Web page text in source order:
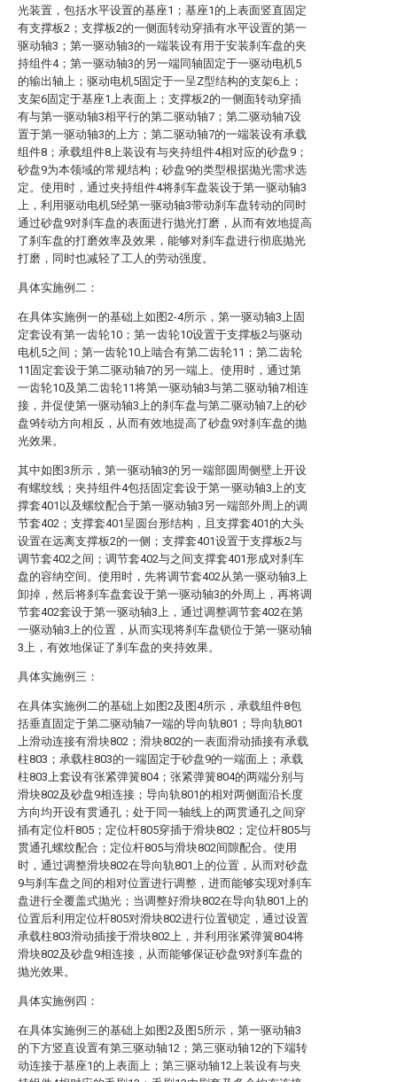
光装置，包括水平设置的基座1；基座1的上表面竖直固定
有支撑板2；支撑板2的一侧面转动穿插有水平设置的第一
驱动轴3；第一驱动轴3的一端装设有用于安装刹车盘的夹
持组件4；第一驱动轴3的另一端同轴固定于一驱动电机5
的输出轴上；驱动电机5固定于一呈Z型结构的支架6上；
支架6固定于基座1上表面上；支撑板2的一侧面转动穿插
有与第一驱动轴3相平行的第二驱动轴7；第二驱动轴7设
置于第一驱动轴3的上方；第二驱动轴7的一端装设有承载
组件8；承载组件8上装设有与夹持组件4相对应的砂盘9；
砂盘9为本领域的常规结构；砂盘9的类型根据抛光需求选
定。使用时，通过夹持组件4将刹车盘装设于第一驱动轴3
上，利用驱动电机5经第一驱动轴3带动刹车盘转动的同时
通过砂盘9对刹车盘的表面进行抛光打磨，从而有效地提高
了刹车盘的打磨效率及效果，能够对刹车盘进行彻底抛光
打磨，同时也减轻了工人的劳动强度。
具体实施例二：
在具体实施例一的基础上如图2-4所示，第一驱动轴3上固
定套设有第一齿轮10；第一齿轮10设置于支撑板2与驱动
电机5之间；第一齿轮10上啮合有第二齿轮11；第二齿轮
11固定套设于第二驱动轴7的另一端上。使用时，通过第
一齿轮10及第二齿轮11将第一驱动轴3与第二驱动轴7相连
接，并促使第一驱动轴3上的刹车盘与第二驱动轴7上的砂
盘9转动方向相反，从而有效地提高了砂盘9对刹车盘的抛
光效果。
其中如图3所示，第一驱动轴3的另一端部圆周侧壁上开设
有螺纹线；夹持组件4包括固定套设于第一驱动轴3上的支
撑套401以及螺纹配合于第一驱动轴3另一端部外周上的调
节套402；支撑套401呈圆台形结构，且支撑套401的大头
设置在远离支撑板2的一侧；支撑套401设置于支撑板2与
调节套402之间；调节套402与之间支撑套401形成对刹车
盘的容纳空间。使用时，先将调节套402从第一驱动轴3上
卸掉，然后将刹车盘套设于第一驱动轴3的外周上，再将调
节套402套设于第一驱动轴3上，通过调整调节套402在第
一驱动轴3上的位置，从而实现将刹车盘锁位于第一驱动轴
3上，有效地保证了刹车盘的夹持效果。
具体实施例三：
在具体实施例二的基础上如图2及图4所示，承载组件8包
括垂直固定于第二驱动轴7一端的导向轨801；导向轨801
上滑动连接有滑块802；滑块802的一表面滑动插接有承载
柱803；承载柱803的一端固定于砂盘9的一端面上；承载
柱803上套设有张紧弹簧804；张紧弹簧804的两端分别与
滑块802及砂盘9相连接；导向轨801的相对两侧面沿长度
方向均开设有贯通孔；处于同一轴线上的两贯通孔之间穿
插有定位杆805；定位杆805穿插于滑块802；定位杆805与
贯通孔螺纹配合；定位杆805与滑块802间隙配合。使用
时，通过调整滑块802在导向轨801上的位置，从而对砂盘
9与刹车盘之间的相对位置进行调整，进而能够实现对刹车
盘进行全覆盖式抛光；当调整好滑块802在导向轨801上的
位置后利用定位杆805对滑块802进行位置锁定，通过设置
承载柱803滑动插接于滑块802上，并利用张紧弹簧804将
滑块802及砂盘9相连接，从而能够保证砂盘9对刹车盘的
抛光效果。
具体实施例四：
在具体实施例三的基础上如图2及图5所示，第一驱动轴3
的下方竖直设置有第三驱动轴12；第三驱动轴12的下端转
动连接于基座1的上表面上；第三驱动轴12上装设有与夹